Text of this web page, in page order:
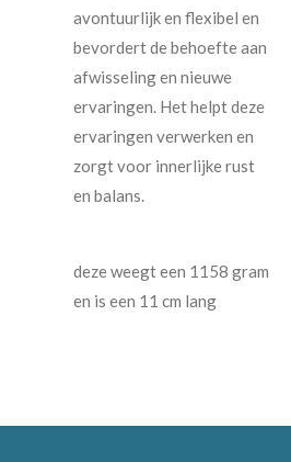
avontuurlijk en flexibel en
bevordert de behoefte aan
afwisseling en nieuwe
ervaringen. Het helpt deze
ervaringen verwerken en
zorgt voor innerlijke rust
en balans.
deze weegt een 1158 gram
en is een 11 cm lang